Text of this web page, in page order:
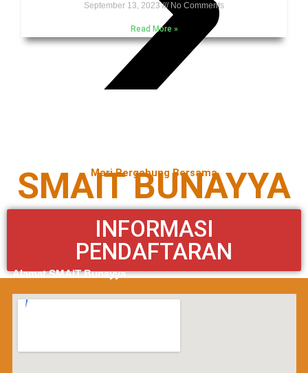
September 13, 2023 No Comments
Read More »
Mari Bergabung Bersama
SMAIT BUNAYYA
INFORMASI
PENDAFTARAN
Alamat SMAIT Bunayya